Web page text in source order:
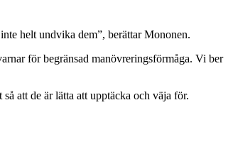
helt undvika dem”, berättar Mononen.
för begränsad manövreringsförmåga. Vi ber
att de är lätta att upptäcka och väja för.